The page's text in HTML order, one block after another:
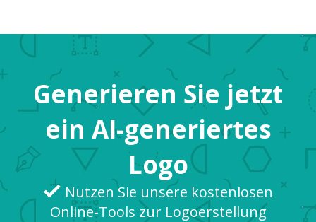
Generieren Sie jetzt
ein AI-generiertes
Logo
Nutzen Sie unsere kostenlosen
Online-Tools zur Logoerstellung